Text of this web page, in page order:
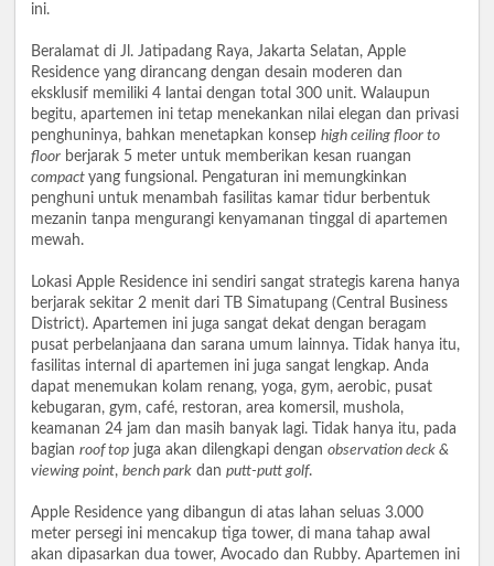
ini.
Beralamat di Jl. Jatipadang Raya, Jakarta Selatan, Apple
Residence yang dirancang dengan desain moderen dan
eksklusif memiliki 4 lantai dengan total 300 unit. Walaupun
begitu, apartemen ini tetap menekankan nilai elegan dan privasi
penghuninya, bahkan menetapkan konsep high ceiling floor to
floor berjarak 5 meter untuk memberikan kesan ruangan
compact yang fungsional. Pengaturan ini memungkinkan
penghuni untuk menambah fasilitas kamar tidur berbentuk
mezanin tanpa mengurangi kenyamanan tinggal di apartemen
mewah.
Lokasi Apple Residence ini sendiri sangat strategis karena hanya
berjarak sekitar 2 menit dari TB Simatupang (Central Business
District). Apartemen ini juga sangat dekat dengan beragam
pusat perbelanjaana dan sarana umum lainnya. Tidak hanya itu,
fasilitas internal di apartemen ini juga sangat lengkap. Anda
dapat menemukan kolam renang, yoga, gym, aerobic, pusat
kebugaran, gym, café, restoran, area komersil, mushola,
keamanan 24 jam dan masih banyak lagi. Tidak hanya itu, pada
bagian roof top juga akan dilengkapi dengan observation deck &
viewing point, bench park dan putt-putt golf.
Apple Residence yang dibangun di atas lahan seluas 3.000
meter persegi ini mencakup tiga tower, di mana tahap awal
akan dipasarkan dua tower, Avocado dan Rubby. Apartemen ini